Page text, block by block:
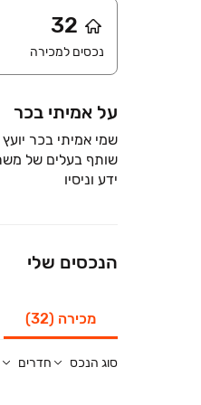
32
נכסים למכירה
על אמיתי בכר
ידע וניסיו
הנכסים שלי
מכירה (32)
סוג הנכס חדרים